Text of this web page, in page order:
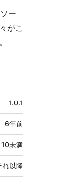
ー
がこ
1.0.1
6年前
10未満
れ以降